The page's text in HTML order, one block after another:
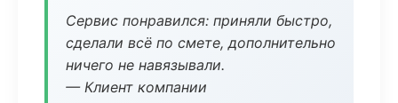
Сервис понравился: приняли быстро,
сделали всё по смете, дополнительно
ничего не навязывали.
— Клиент компании